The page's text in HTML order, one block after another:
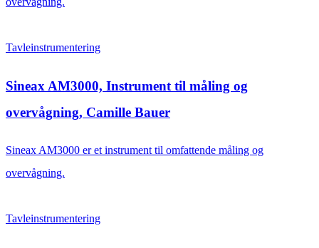
Tavleinstrumentering
Sineax AM3000, Instrument til måling og
overvågning, Camille Bauer
Sineax AM3000 er et instrument til omfattende måling og
overvågning.
Tavleinstrumentering